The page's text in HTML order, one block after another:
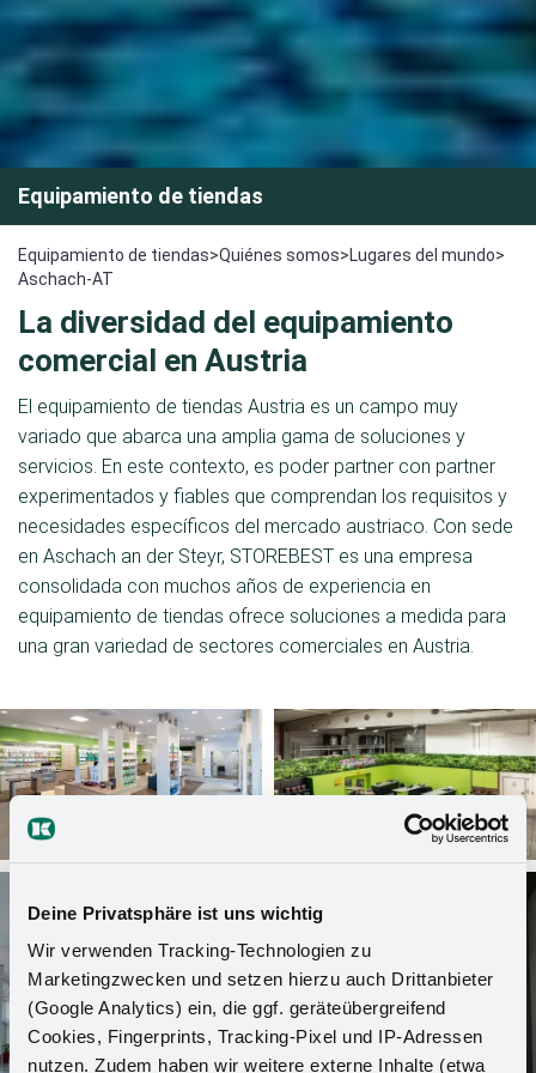
Deine Privatsphäre ist uns wichtig
Wir verwenden Tracking-Technologien zu
Marketingzwecken und setzen hierzu auch Drittanbieter
(Google Analytics) ein, die ggf. geräteübergreifend
Cookies, Fingerprints, Tracking-Pixel und IP-Adressen
nutzen. Zudem haben wir weitere externe Inhalte (etwa
Equipamiento de tiendas
Equipamiento de tiendas>Quiénes somos>Lugares del mundo>
Aschach-AT
La diversidad del equipamiento
comercial en Austria
El equipamiento de tiendas Austria es un campo muy
variado que abarca una amplia gama de soluciones y
servicios. En este contexto, es poder partner con partner
experimentados y fiables que comprendan los requisitos y
necesidades específicos del mercado austriaco. Con sede
en Aschach an der Steyr, STOREBEST es una empresa
consolidada con muchos años de experiencia en
equipamiento de tiendas ofrece soluciones a medida para
una gran variedad de sectores comerciales en Austria.